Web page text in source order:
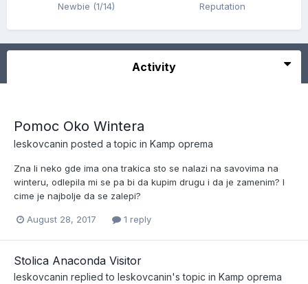
Newbie (1/14) Reputation
Activity
Pomoc Oko Wintera
leskovcanin posted a topic in Kamp oprema
Zna li neko gde ima ona trakica sto se nalazi na savovima na
winteru, odlepila mi se pa bi da kupim drugu i da je zamenim? I
cime je najbolje da se zalepi?
August 28, 2017 1 reply
Stolica Anaconda Visitor
leskovcanin replied to leskovcanin's topic in Kamp oprema